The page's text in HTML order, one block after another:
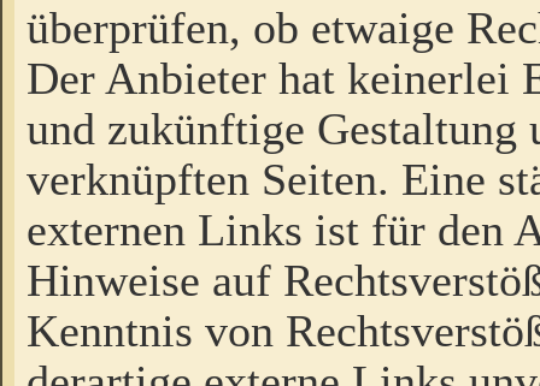
überprüfen, ob etwaige
Der Anbieter hat keinerlei
und zukünftige Gestaltung
verknüpften Seiten. Eine
externen Links ist für den
Hinweise auf
Kenntnis von